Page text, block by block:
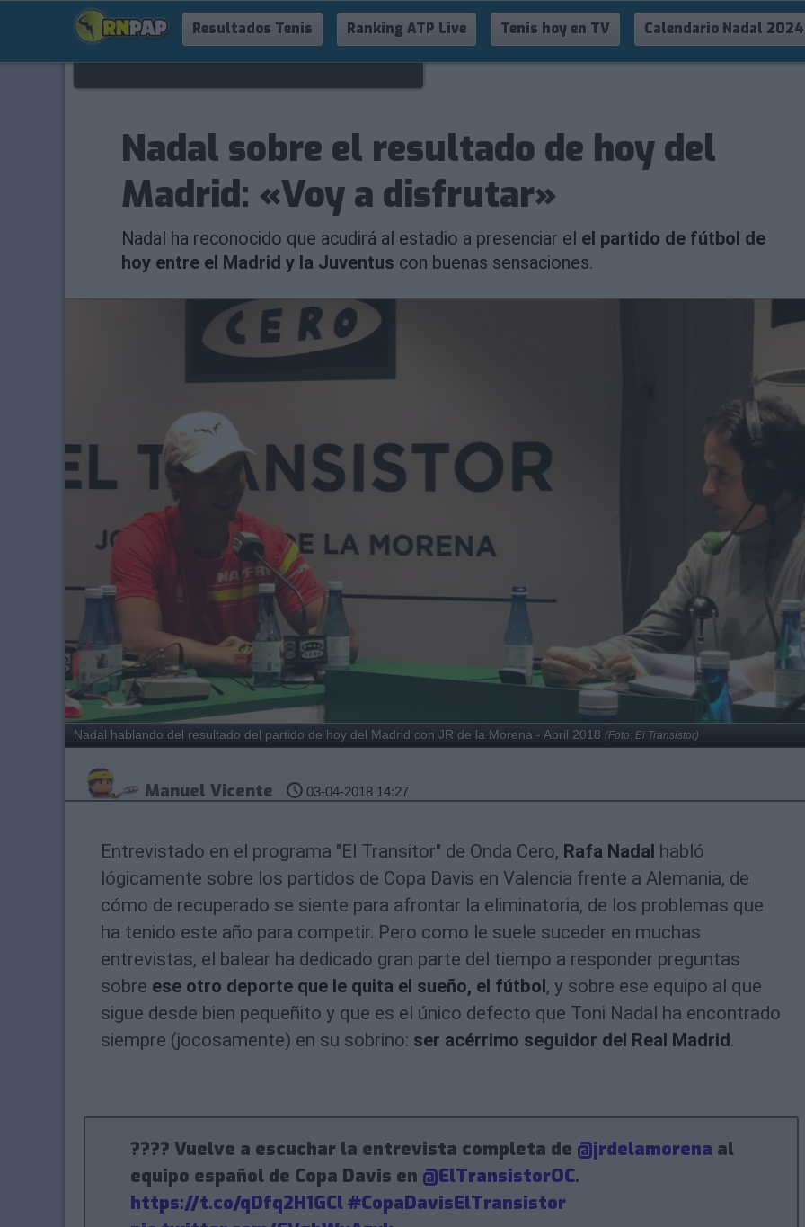
Resultados Tenis Ranking ATP Live Tenis hoy en TV Calendario Nadal 2024
Nadal sobre el resultado de hoy del
Madrid: «Voy a disfrutar»
Nadal ha reconocido que acudirá al estadio a presenciar el el partido de fútbol de
hoy entre el Madrid y la Juventus con buenas sensaciones.
Nadal hablando del resultado del partido de hoy del Madrid con JR de la Morena - Abril 2018 (Foto: El Transistor)
Manuel Vicente 03-04-2018 14:27
Entrevistado en el programa "El Transitor" de Onda Cero, Rafa Nadal habló
lógicamente sobre los partidos de Copa Davis en Valencia frente a Alemania, de
cómo de recuperado se siente para afrontar la eliminatoria, de los problemas que
ha tenido este año para competir. Pero como le suele suceder en muchas
entrevistas, el balear ha dedicado gran parte del tiempo a responder preguntas
sobre ese otro deporte que le quita el sueño, el fútbol, y sobre ese equipo al que
sigue desde bien pequeñito y que es el único defecto que Toni Nadal ha encontrado
siempre (jocosamente) en su sobrino: ser acérrimo seguidor del Real Madrid.
???? Vuelve a escuchar la entrevista completa de @jrdelamorena al
equipo español de Copa Davis en @ElTransistorOC.
https://t.co/qDfq2H1GCl#CopaDavisElTransistor